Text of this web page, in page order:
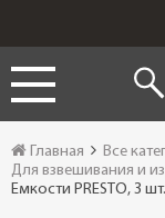
Главная Все
Для взвешивания и
Емкости PRESTO, 3 шт.